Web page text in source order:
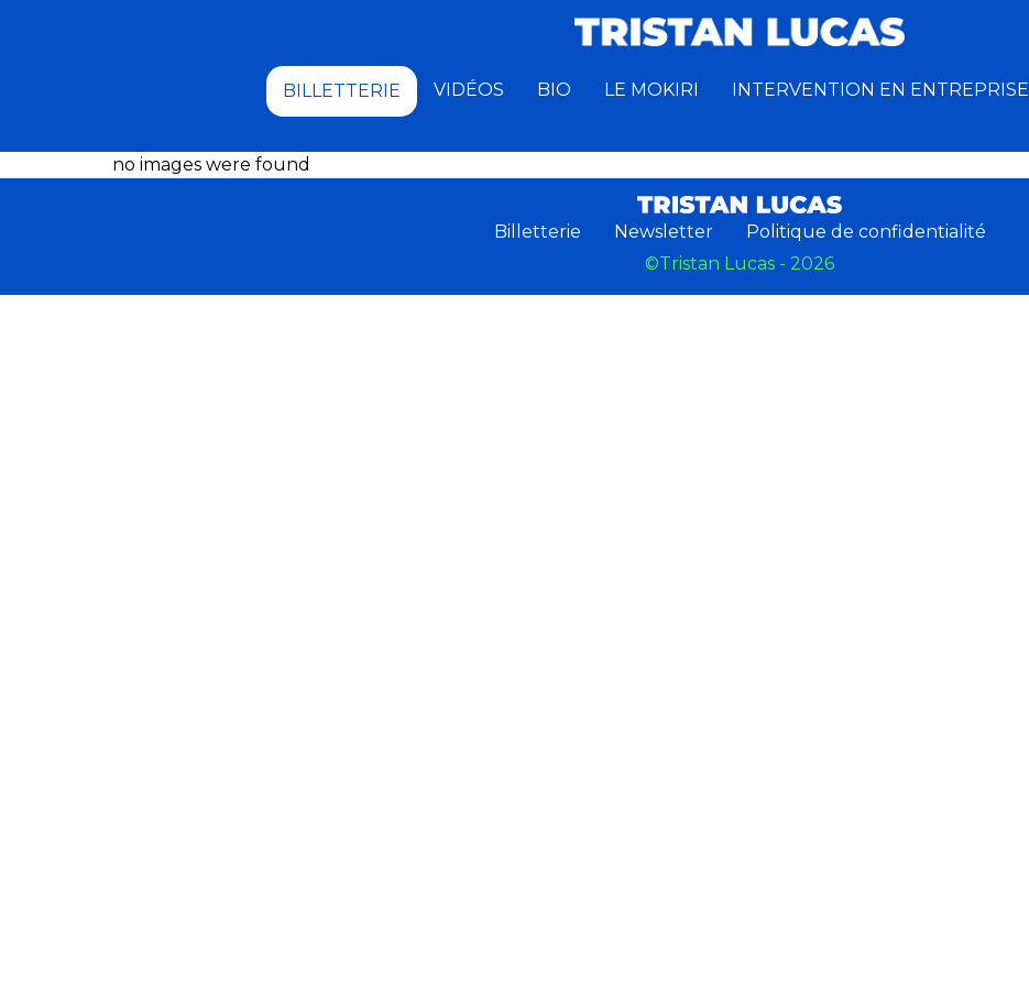
BILLETTERIE VIDÉOS BIO LE MOKIRI INTERVENTION EN ENTREPRISE
no images were found
Billetterie Newsletter
Politique de confidentialité
©Tristan Lucas - 2026